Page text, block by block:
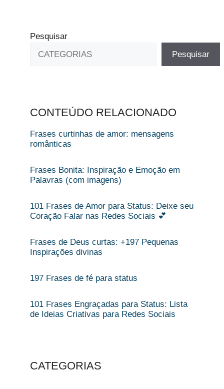
Pesquisar
Pesquisar
CONTEÚDO RELACIONADO
Frases curtinhas de amor: mensagens
românticas
Frases Bonita: Inspiração e Emoção em
Palavras (com imagens)
101 Frases de Amor para Status: Deixe seu
Coração Falar nas Redes Sociais 💕
Frases de Deus curtas: +197 Pequenas
Inspirações divinas
197 Frases de fé para status
101 Frases Engraçadas para Status: Lista
de Ideias Criativas para Redes Sociais
CATEGORIAS